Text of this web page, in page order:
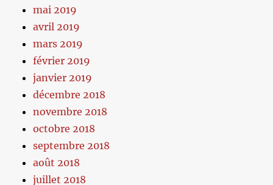
mai 2019
avril 2019
mars 2019
février 2019
janvier 2019
décembre 2018
novembre 2018
octobre 2018
septembre 2018
août 2018
juillet 2018